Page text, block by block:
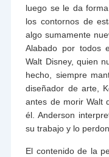
luego se le da
los contornos de
algo sumamente
Alabado por todos
Walt Disney, quien
hecho, siempre
diseñador de arte,
antes de morir Walt
él. Anderson
su trabajo y lo
El contenido de la